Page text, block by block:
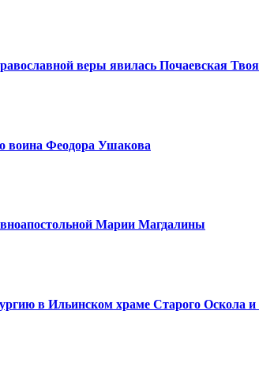
веры явилась Почаевская
воина Феодора Ушакова
Марии Магдалины
в Ильинском храме Старого Оскола и